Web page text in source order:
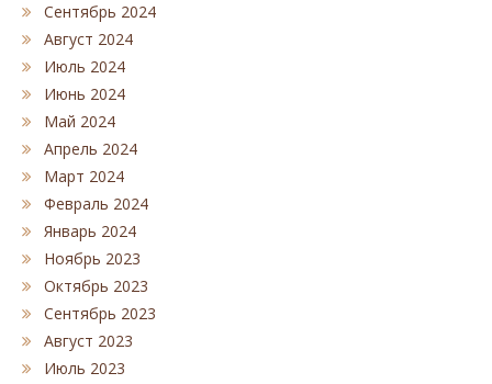
Сентябрь 2024
Август 2024
Июль 2024
Июнь 2024
Май 2024
Апрель 2024
Март 2024
Февраль 2024
Январь 2024
Ноябрь 2023
Октябрь 2023
Сентябрь 2023
Август 2023
Июль 2023